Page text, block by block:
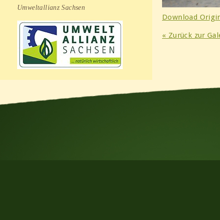
Umweltallianz Sachsen
Download
« Zurück zur